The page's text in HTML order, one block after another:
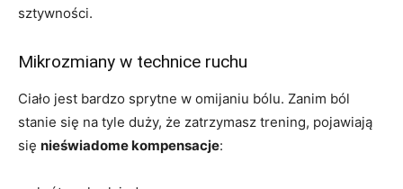
sztywności.
Mikrozmiany w technice ruchu
Ciało jest bardzo sprytne w omijaniu bólu. Zanim ból
stanie się na tyle duży, że zatrzymasz trening, pojawiają
się nieświadome kompensacje: